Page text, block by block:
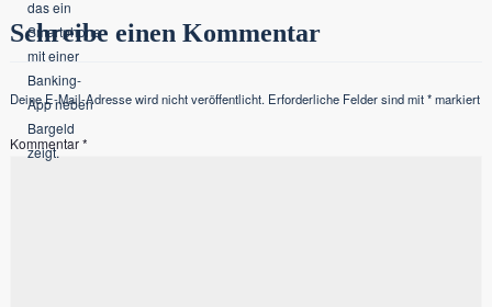
zuzusehen
Schreibe einen Kommentar
Deine E-Mail-Adresse wird nicht veröffentlicht. Erforderliche Felder sind mit*markiert
Kommentar*